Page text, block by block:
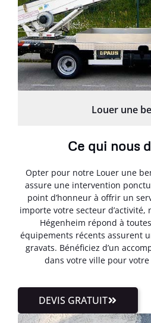
Louer une
Ce qui nous
Opter pour notre Louer une
assure une intervention
point d’honneur à offrir un
importe votre secteur d’activité,
Hégenheim répond à
équipements récents assurent
gravats. Bénéficiez d’un
dans votre ville pour
DEVIS GRATUIT